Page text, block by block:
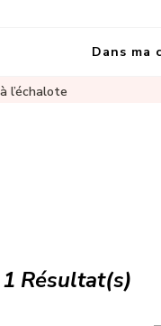
Dans ma
l’échalote
1 Résultat(s)